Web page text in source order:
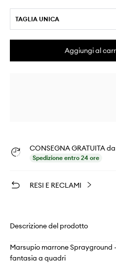
TAGLIA UNICA
Aggiungi al
CONSEGNA GRATUITA da
Spedizione entro 24 ore
RESI E RECLAMI
Descrizione del prodotto
Marsupio marrone Sprayground
fantasia a quadri